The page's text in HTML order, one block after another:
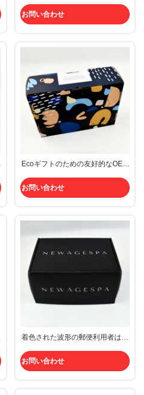
箱を波形を付けた
お問い合わせ
Ecoギフトのための友好的なOEM
お問い合わせ
着色された波形の郵便利用者は船
箱を囲む
お問い合わせ